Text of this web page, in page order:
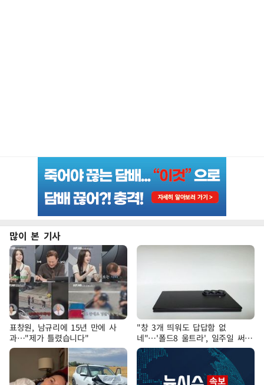
많이 본 기사
표창원, 남규리에 15년 만에 사
과…"제가 틀렸습니다"
"창 3개 띄워도 답답함 없
네"…'폴드8 울트라', 일주일 써보
니